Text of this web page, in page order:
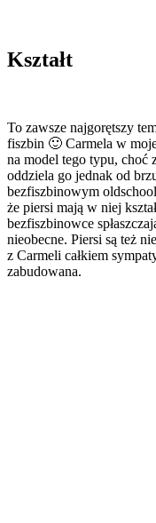
Kształt
To zawsze najgorętszy
fiszbin 🙂 Carmela w
na model tego typu, choć
oddziela go jednak od
bezfiszbinowym
że piersi mają w niej
bezfiszbinowce
nieobecne. Piersi są też
z Carmeli całkiem
zabudowana.